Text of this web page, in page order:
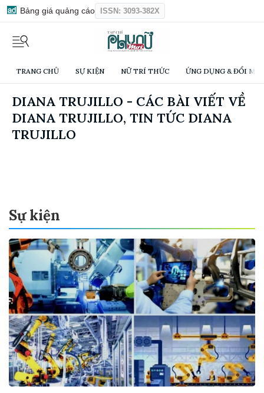
Bảng giá quảng cáo ISSN: 3093-382X
TRANG CHỦ SỰ KIỆN NỮ TRÍ THỨC ỨNG DỤNG & ĐỔI
DIANA TRUJILLO - CÁC BÀI VIẾT VỀ
DIANA TRUJILLO, TIN TỨC DIANA
TRUJILLO
Sự kiện